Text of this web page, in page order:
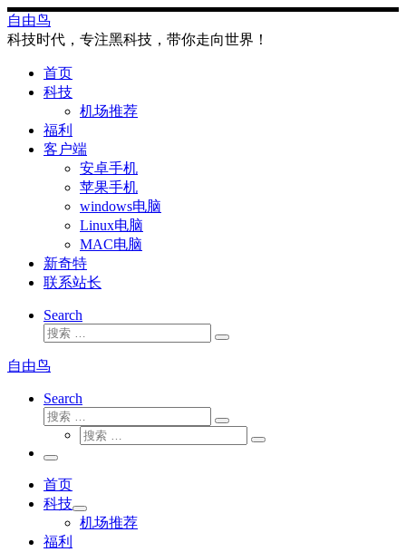
Skip
to
content
自由鸟
科技时代，专注黑科技，带你走向世界！
首页
科技
机场推荐
福利
客户端
安卓手机
苹果手机
windows电脑
Linux电脑
MAC电脑
新奇特
联系站长
Search
搜
搜
自由鸟
Search
搜
搜
索
搜
搜
主
菜
单
首页
科技
机场推荐
福利